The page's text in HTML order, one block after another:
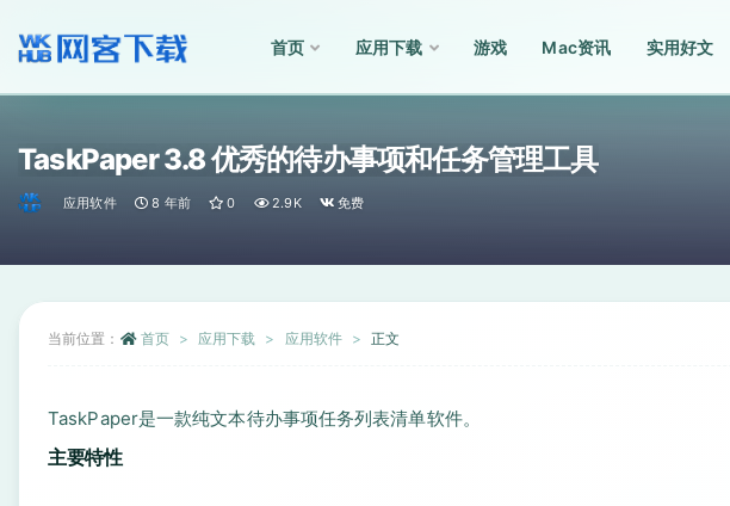
首页 应用下载 游戏 Mac资讯 实用好文
TaskPaper 3.8 优秀的待办事项和任务管理工具
应用软件 8 年前 0 2.9K 免费
当前位置： 首页 应用下载 应用软件 正文
TaskPaper是一款纯文本待办事项任务列表清单软件。
主要特性